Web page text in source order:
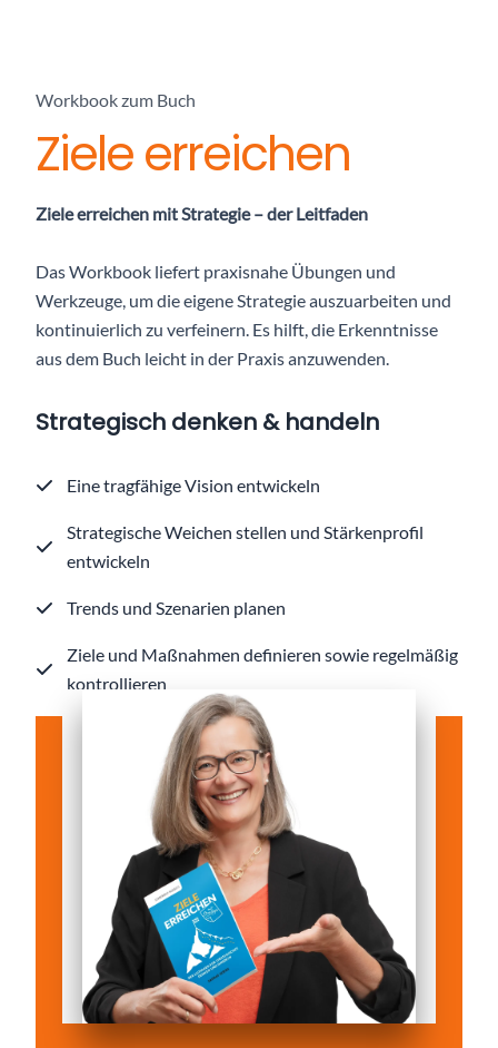
Workbook zum Buch
Ziele erreichen
Ziele erreichen mit Strategie – der Leitfaden
Das Workbook liefert praxisnahe Übungen und
Werkzeuge, um die eigene Strategie auszuarbeiten und
kontinuierlich zu verfeinern. Es hilft, die Erkenntnisse
aus dem Buch leicht in der Praxis anzuwenden.
Strategisch denken & handeln
Eine tragfähige Vision entwickeln
Strategische Weichen stellen und Stärkenprofil
entwickeln
Trends und Szenarien planen
Ziele und Maßnahmen definieren sowie regelmäßig
kontrollieren